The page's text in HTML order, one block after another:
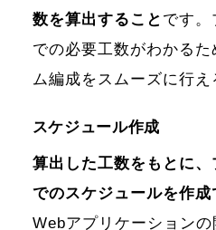
数を算出すること です。
での必要工数がわかる
ム編成をスムーズに行え
スケジュール作成
算出した工数をもとに、
でのスケジュールを作成
Webアプリケーション